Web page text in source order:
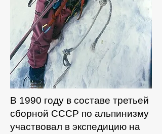
В 1990 году в составе третьей
сборной СССР по альпинизму
участвовал в экспедицию на